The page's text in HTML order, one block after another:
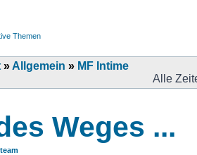
Themen
»Allgemein » MF Intime
Alle
Weges ...